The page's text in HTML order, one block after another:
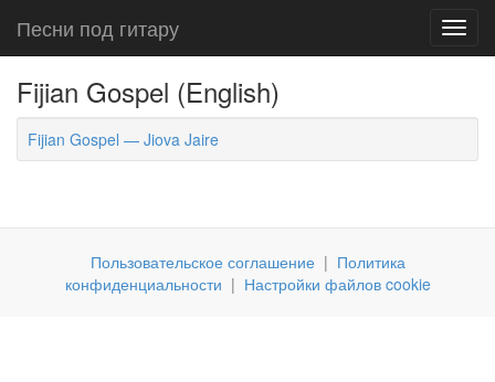
Песни под гитару
Fijian Gospel (English)
Fijian Gospel — Jiova Jaire
Пользовательское соглашение | Политика
конфиденциальности | Настройки файлов cookie